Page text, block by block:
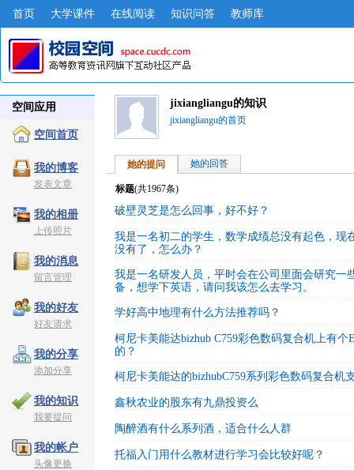
首页 大学课件 在线阅读 知识问答 教师库
空间应用
空间首页
我的博客
发表文章
我的相册
上传照片
我的消息
留言管理
我的好友
好友请求
我的分享
添加分享
我的知识
我要提问
我的帐户
头像更换
jixiangliangu的知识
jixiangliangu的首页
她的提问 她的回答
标题(共1967条)
破壁灵芝是怎么回事，好不好？
我是一名初二的学生，数学成绩总没有起色，现
没有了，怎么办？
我是一名研发人员，平时会在公司里面会研究一
备，想学下英语，请问我该怎么去学习。
学好高中地理有什么方法推荐吗？
柯尼卡美能达bizhub C759彩色数码复合机上有个
的？
柯尼卡美能达的bizhubC759系列彩色数码复合机
鑫秋农业的股东有九鼎投资么
陶醉酒有什么系列酒，适合什么人群
托福入门用什么教材进行学习会比较好呢？